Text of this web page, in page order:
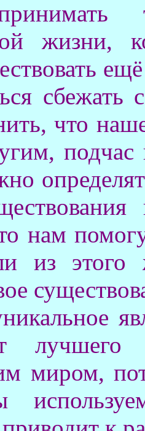
жизни,
что
нам
из
миром,